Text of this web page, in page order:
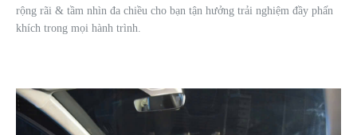
rộng rãi & tầm nhìn đa chiều cho bạn tận hưởng trải nghiệm đầy phấn
khích trong mọi hành trình.